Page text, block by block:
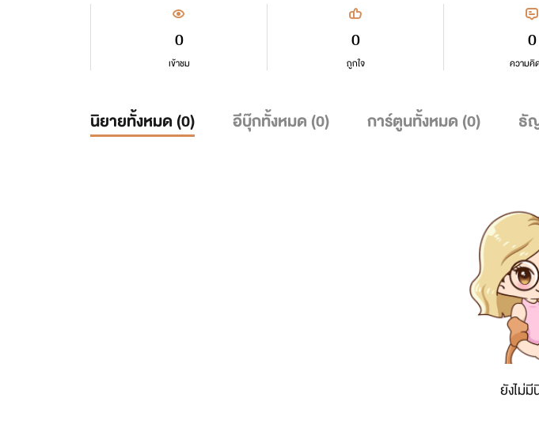
0
เข้าชม
0
ถูกใจ
0
ความคิ
นิยายทั้งหมด (0) อีบุ๊กทั้งหมด (0) การ์ตูนทั้งหมด (0) ธั
ยังไม่